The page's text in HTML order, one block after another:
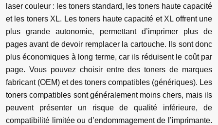
laser couleur : les toners standard, les toners haute capacité
et les toners XL. Les toners haute capacité et XL offrent une
plus grande autonomie, permettant d’imprimer plus de
pages avant de devoir remplacer la cartouche. Ils sont donc
plus économiques à long terme, car ils réduisent le coût par
page. Vous pouvez choisir entre des toners de marques
fabricant (OEM) et des toners compatibles (génériques). Les
toners compatibles sont généralement moins chers, mais ils
peuvent présenter un risque de qualité inférieure, de
compatibilité limitée ou d’endommagement de l’imprimante.